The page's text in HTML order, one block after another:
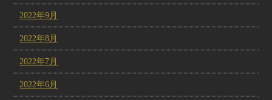
2022年9月
2022年8月
2022年7月
2022年6月